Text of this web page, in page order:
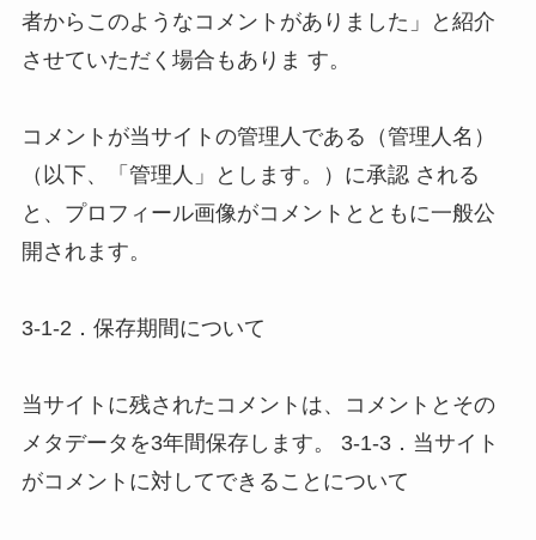
者からこのようなコメントがありました」と紹介
させていただく場合もありま す。
コメントが当サイトの管理人である（管理人名）
（以下、「管理人」とします。）に承認 される
と、プロフィール画像がコメントとともに一般公
開されます。
3-1-2．保存期間について
当サイトに残されたコメントは、コメントとその
メタデータを3年間保存します。 3-1-3．当サイト
がコメントに対してできることについて